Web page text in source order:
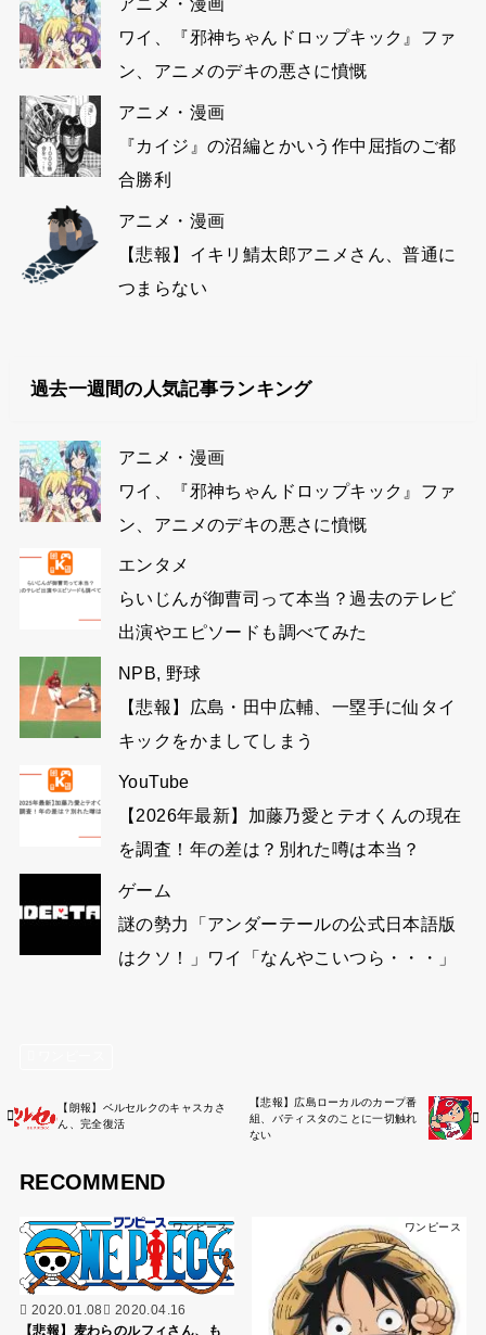
ワイ、『邪神ちゃんドロップキック』ファ
ン、アニメのデキの悪さに憤慨
アニメ・漫画
『カイジ』の沼編とかいう作中屈指のご都
合勝利
アニメ・漫画
【悲報】イキリ鯖太郎アニメさん、普通に
つまらない
過去一週間の人気記事ランキング
アニメ・漫画
ワイ、『邪神ちゃんドロップキック』ファ
ン、アニメのデキの悪さに憤慨
エンタメ
らいじんが御曹司って本当？過去のテレビ
出演やエピソードも調べてみた
NPB, 野球
【悲報】広島・田中広輔、一塁手に仙タイ
キックをかましてしまう
YouTube
【2026年最新】加藤乃愛とテオくんの現在
を調査！年の差は？別れた噂は本当？
ゲーム
謎の勢力「アンダーテールの公式日本語版
はクソ！」ワイ「なんやこいつら・・・」
【朗報】ベルセルクのキャスカさ
ん、完全復活
【悲報】広島ローカルのカープ番
組、バティスタのことに一切触れ
ない
RECOMMEND
ワンピース
2020.01.08 2020.04.16
【悲報】麦わらのルフィさん、も
ワンピース